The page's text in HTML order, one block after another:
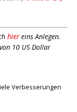
hiereins Anlegen.
10 US Dollar
Verbesserungen